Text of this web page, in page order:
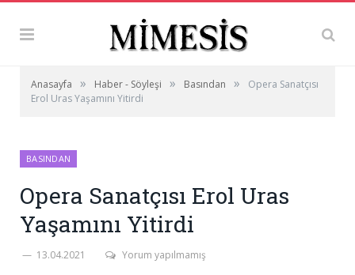
Anasayfa » Haber - Söyleşi » Basından »
Opera Sanatçısı
Erol Uras Yaşamını Yitirdi
BASINDAN
Opera Sanatçısı Erol Uras
Yaşamını Yitirdi
13.04.2021 Yorum yapılmamış